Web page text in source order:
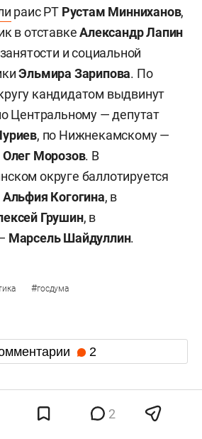
раис РТ Рустам Минниханов,
в отставкеАлександр Лапин
и социальной
Эльмира Зарипова. По
кандидатом выдвинут
Центральному — депутат
, по Нижнекамскому —
Олег Морозов. В
округе баллотируется
Альфия Когогина, в
Грушин, в
Марсель Шайдуллин.
#госдума
2
2